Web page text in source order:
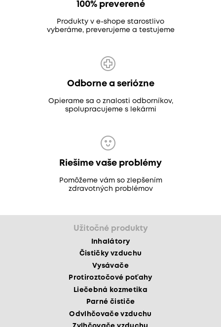
100% preverené
Produkty v e-shope starostlivo
vyberáme, preverujeme a testujeme
Odborne a seriózne
Opierame sa o znalosti odborníkov,
spolupracujeme s lekármi
Riešime vaše problémy
Pomôžeme vám so zlepšením
zdravotných problémov
Užitočné produkty
Inhalátory
Čističky vzduchu
Vysávače
Protiroztočové poťahy
Liečebná kozmetika
Parné čističe
Odvlhčovače vzduchu